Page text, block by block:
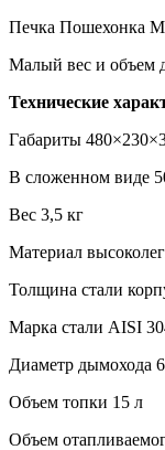
Печка Пошехонка
Малый вес и объем
Технические
Габариты
В сложенном виде
Вес 3,5 кг
Материал
Толщина стали
Марка стали AISI
Диаметр дымохода
Объем топки 15 л
Объем